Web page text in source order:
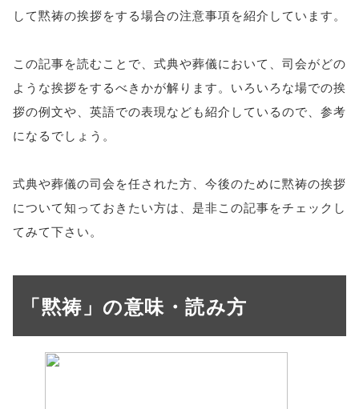
して黙祷の挨拶をする場合の注意事項を紹介しています。
この記事を読むことで、式典や葬儀において、司会がどの
ような挨拶をするべきかが解ります。いろいろな場での挨
拶の例文や、英語での表現なども紹介しているので、参考
になるでしょう。
式典や葬儀の司会を任された方、今後のために黙祷の挨拶
について知っておきたい方は、是非この記事をチェックし
てみて下さい。
「黙祷」の意味・読み方